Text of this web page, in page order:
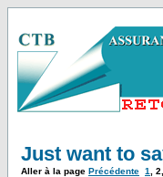
Just want to
Aller à la page Précédente 1 2